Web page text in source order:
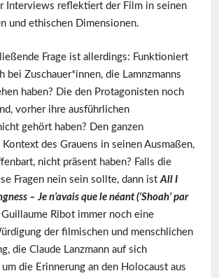
Interviews reflektiert der Film in seinen
und ethischen Dimensionen.
Frage ist allerdings: Funktioniert
bei Zuschauer*innen, die Lamnzmanns
haben? Die den Protagonisten noch
vorher ihre ausführlichen
gehört haben? Den ganzen
des Grauens in seinen Ausmaßen,
nicht präsent haben? Falls die
Fragen nein sein sollte, dann ist All I
– Je n’avais que le néant (‘Shoah’ par
Ribot immer noch eine
der filmischen und menschlichen
die Claude Lanzmann auf sich
die Erinnerung an den Holocaust aus